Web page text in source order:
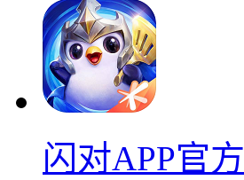
闪对APP官方